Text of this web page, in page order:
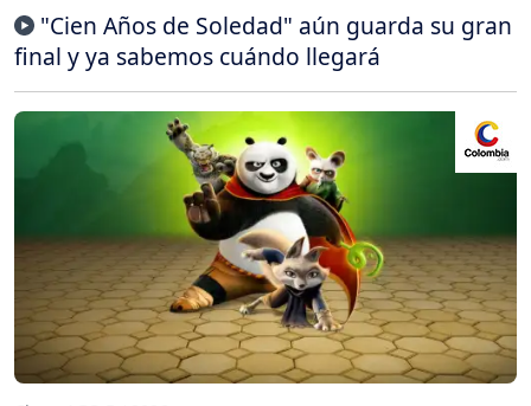
"Cien Años de Soledad" aún guarda su gran
final y ya sabemos cuándo llegará